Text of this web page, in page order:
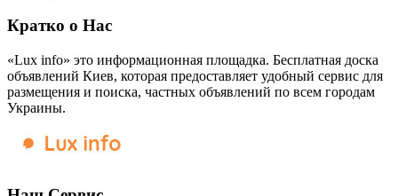
Кратко о Нас
«Lux info» это информационная площадка. Бесплатная доска
объявлений Киев, которая предоставляет удобный сервис для
размещения и поиска, частных объявлений по всем городам
Украины.